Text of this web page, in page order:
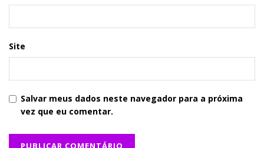
Site
Salvar meus dados neste navegador para a próxima
vez que eu comentar.